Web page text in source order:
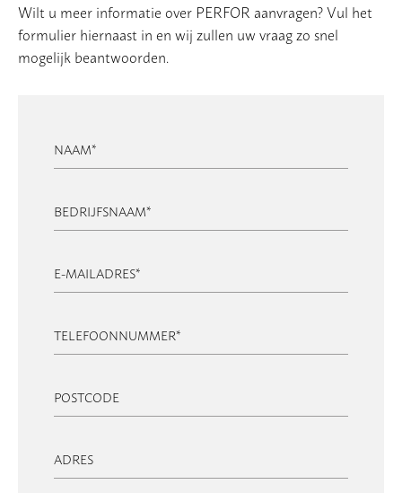
Wilt u meer informatie over PERFOR aanvragen? Vul het
formulier hiernaast in en wij zullen uw vraag zo snel
mogelijk beantwoorden.
NAAM*
BEDRIJFSNAAM*
E-MAILADRES*
TELEFOONNUMMER*
POSTCODE
ADRES